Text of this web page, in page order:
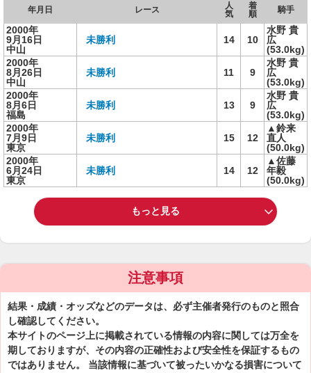
年月日 レース
人
気
着
順
騎手
2000年
9月16日
中山
未勝利 14 10
水野 貴
広
(53.0kg)
2000年
8月26日
中山
未勝利 11 9
水野 貴
広
(53.0kg)
2000年
8月6日
福島
未勝利 13 9
水野 貴
広
(53.0kg)
2000年
7月9日
東京
未勝利 15 12
▲鈴来
直人
(50.0kg)
2000年
6月24日
東京
未勝利 14 12
▲佐藤
年毅
(50.0kg)
もっと見る
注意事項
結果・成績・オッズなどのデータは、必ず主催者発行のものと照合
し確認してください。
本サイトのページ上に掲載されている情報の内容に関しては万全を
期しておりますが、その内容の正確性および安全性を保証するもの
ではありません。 当該情報に基づいて被ったいかなる損害について